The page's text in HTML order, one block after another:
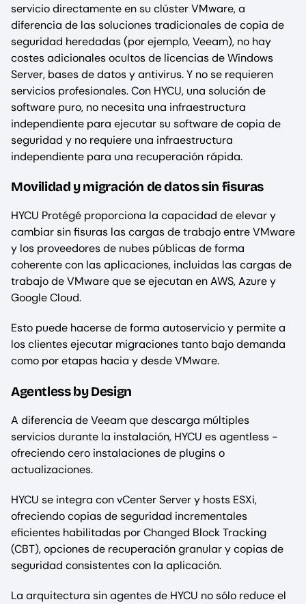
servicio directamente en su clúster VMware, a
diferencia de las soluciones tradicionales de copia de
seguridad heredadas (por ejemplo, Veeam), no hay
costes adicionales ocultos de licencias de Windows
Server, bases de datos y antivirus. Y no se requieren
servicios profesionales. Con HYCU, una solución de
software puro, no necesita una infraestructura
independiente para ejecutar su software de copia de
seguridad y no requiere una infraestructura
independiente para una recuperación rápida.
Movilidad y migración de datos sin fisuras
HYCU Protégé proporciona la capacidad de elevar y
cambiar sin fisuras las cargas de trabajo entre VMware
y los proveedores de nubes públicas de forma
coherente con las aplicaciones, incluidas las cargas de
trabajo de VMware que se ejecutan en AWS, Azure y
Google Cloud.
Esto puede hacerse de forma autoservicio y permite a
los clientes ejecutar migraciones tanto bajo demanda
como por etapas hacia y desde VMware.
Agentless by Design
A diferencia de Veeam que descarga múltiples
servicios durante la instalación, HYCU es agentless -
ofreciendo cero instalaciones de plugins o
actualizaciones.
HYCU se integra con vCenter Server y hosts ESXi,
ofreciendo copias de seguridad incrementales
eficientes habilitadas por Changed Block Tracking
(CBT), opciones de recuperación granular y copias de
seguridad consistentes con la aplicación.
La arquitectura sin agentes de HYCU no sólo reduce el